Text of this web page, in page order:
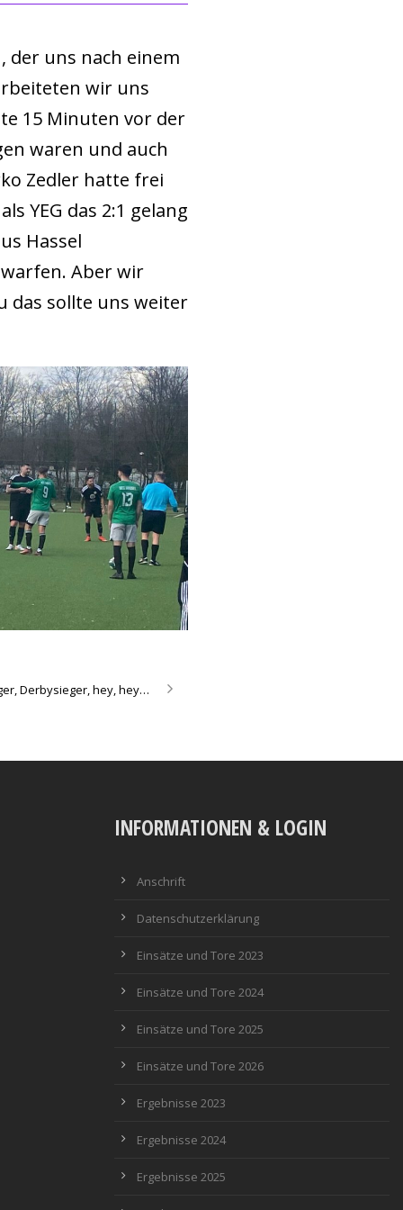
der uns nach einem
wir uns
15 Minuten vor der
waren und auch
⁠Zedler hatte frei
YEG das 2:1 gelang
Hassel
Aber wir
das sollte uns weiter
Derbysieger, hey, hey…
INFORMATIONEN & LOGIN
Anschrift
Datenschutzerklärung
Einsätze und Tore 2023
Einsätze und Tore 2024
Einsätze und Tore 2025
Einsätze und Tore 2026
Ergebnisse 2023
Ergebnisse 2024
Ergebnisse 2025